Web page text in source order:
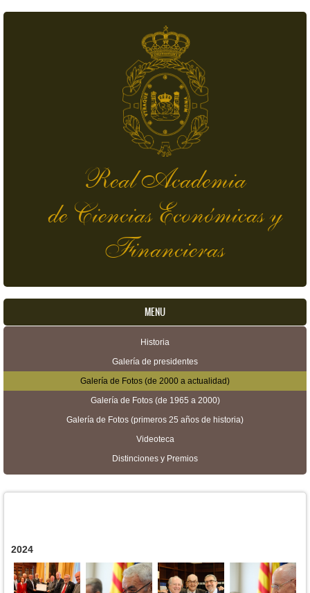
Real Academia
de Ciencias Económicas y
Financieras
MENU
Historia
Galería de presidentes
Galería de Fotos (de 2000 a actualidad)
Galería de Fotos (de 1965 a 2000)
Galería de Fotos (primeros 25 años de historia)
Videoteca
Distinciones y Premios
2024